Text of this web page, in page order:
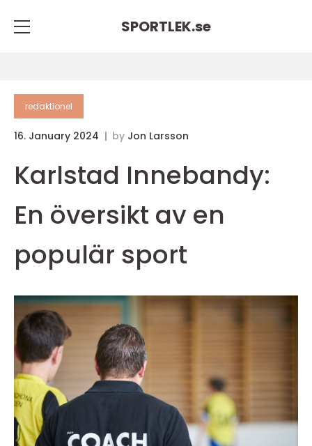
SPORTLEK.se
redaktionel
16. January 2024 by Jon Larsson
Karlstad Innebandy:
En översikt av en
populär sport